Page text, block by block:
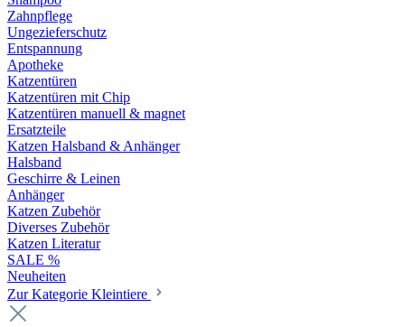
Zahnpflege
Ungezieferschutz
Entspannung
Apotheke
Katzentüren
Katzentüren mit Chip
Katzentüren manuell & magnet
Ersatzteile
Katzen Halsband & Anhänger
Halsband
Geschirre & Leinen
Anhänger
Katzen Zubehör
Diverses Zubehör
Katzen Literatur
SALE %
Neuheiten
Zur Kategorie Kleintiere